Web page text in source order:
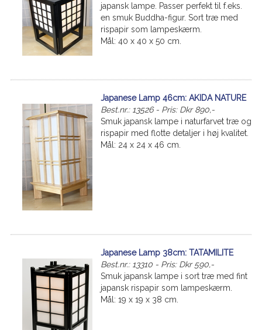
japansk lampe. Passer perfekt til f.eks.
en smuk Buddha-figur. Sort træ med
rispapir som lampeskærm.
Mål: 40 x 40 x 50 cm.
Japanese Lamp 46cm: AKIDA NATURE
Best.nr.: 13526 - Pris: Dkr 890,-
Smuk japansk lampe i naturfarvet træ og
rispapir med flotte detaljer i høj kvalitet.
Mål: 24 x 24 x 46 cm.
Japanese Lamp 38cm: TATAMILITE
Best.nr.: 13310 - Pris: Dkr 590,-
Smuk japansk lampe i sort træ med fint
japansk rispapir som lampeskærm.
Mål: 19 x 19 x 38 cm.